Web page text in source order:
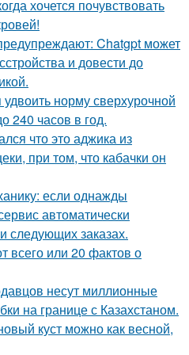
хочется почувствовать
Chatgpt может
и довести до
норму сверхурочной
240 часов в год.
что это аджика из
при том, что кабачки он
если однажды
автоматически
следующих заказах.
всего или 20 фактов о
несут миллионные
на границе с Казахстаном.
куст можно как весной,